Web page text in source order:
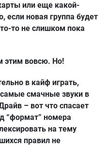
или еще какой-
новая группа будет
то не слишком пока
этим вовсю. Но!
в кайф играть,
смачные звуки в
– вот что спасает
“формат” номера
на тему
правил не